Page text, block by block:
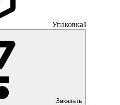
Упаковка1
Заказать